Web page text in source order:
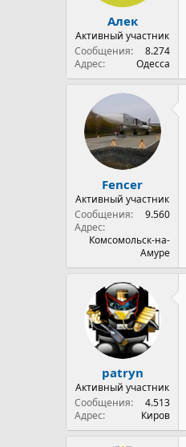
Алек
Активный участник
Сообщения
8.274
Адрес
Одесса
Fencer
Активный участник
Сообщения
9.560
Адрес
Комсомольск-на-
Амуре
patryn
Активный участник
Сообщения
4.513
Адрес
Киров